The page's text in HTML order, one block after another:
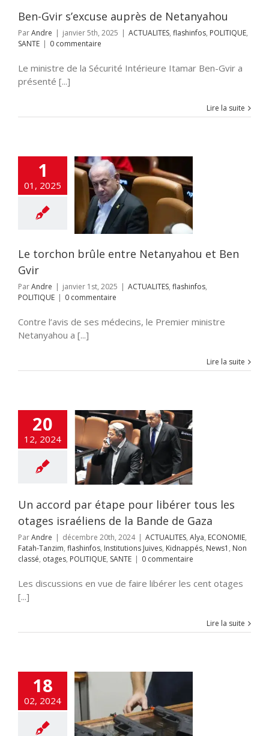
Ben-Gvir s’excuse auprès de Netanyahou
ParAndre | janvier 5th, 2025 | ACTUALITES, flashinfos, POLITIQUE,
SANTE | 0 commentaire
Le ministre de la Sécurité Intérieure Itamar Ben-Gvir a
présenté [...]
Lire la suite
1
01, 2025
brûle entre
et Ben
flashinfos
Le torchon brûle entre Netanyahou et Ben
Gvir
ParAndre | janvier 1st, 2025 | ACTUALITES, flashinfos,
POLITIQUE | 0 commentaire
Contre l’avis de ses médecins, le Premier ministre
Netanyahou a [...]
Lire la suite
20
12, 2024
par étape
tous les
de la
de Gaza
Fatah-Tanzim
otages
SANTE
Un accord par étape pour libérer tous les
otages israéliens de la Bande de Gaza
ParAndre | décembre 20th, 2024 | ACTUALITES, Alya, ECONOMIE,
Fatah-Tanzim, flashinfos, Institutions Juives, Kidnappés, News1 , Non
classé, otages, POLITIQUE, SANTE | 0 commentaire
Les discussions en vue de faire libérer les cent otages
[...]
Lire la suite
18
02, 2024
Les
doivent-ils
s’armer
ACTUALITES
criminalité